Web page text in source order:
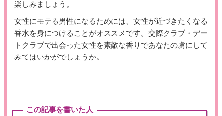
楽しみましょう。
女性にモテる男性になるためには、女性が近づきたくなる
香水を身につけることがオススメです。交際クラブ・デー
トクラブで出会った女性を素敵な香りであなたの虜にして
みてはいかがでしょうか。
この記事を書いた人